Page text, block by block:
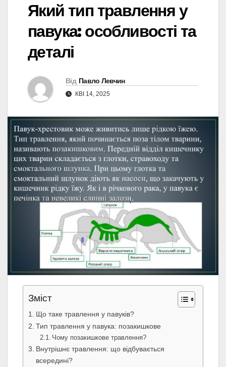
Який тип травлення у
павука: особливості та
деталі
Від Павло Левчин
КВІ 14, 2025
Зміст
Що таке травлення у павуків?
Тип травлення у павука: позакишкове
Чому позакишкове травлення?
Внутрішнє травлення: що відбувається
всередині?